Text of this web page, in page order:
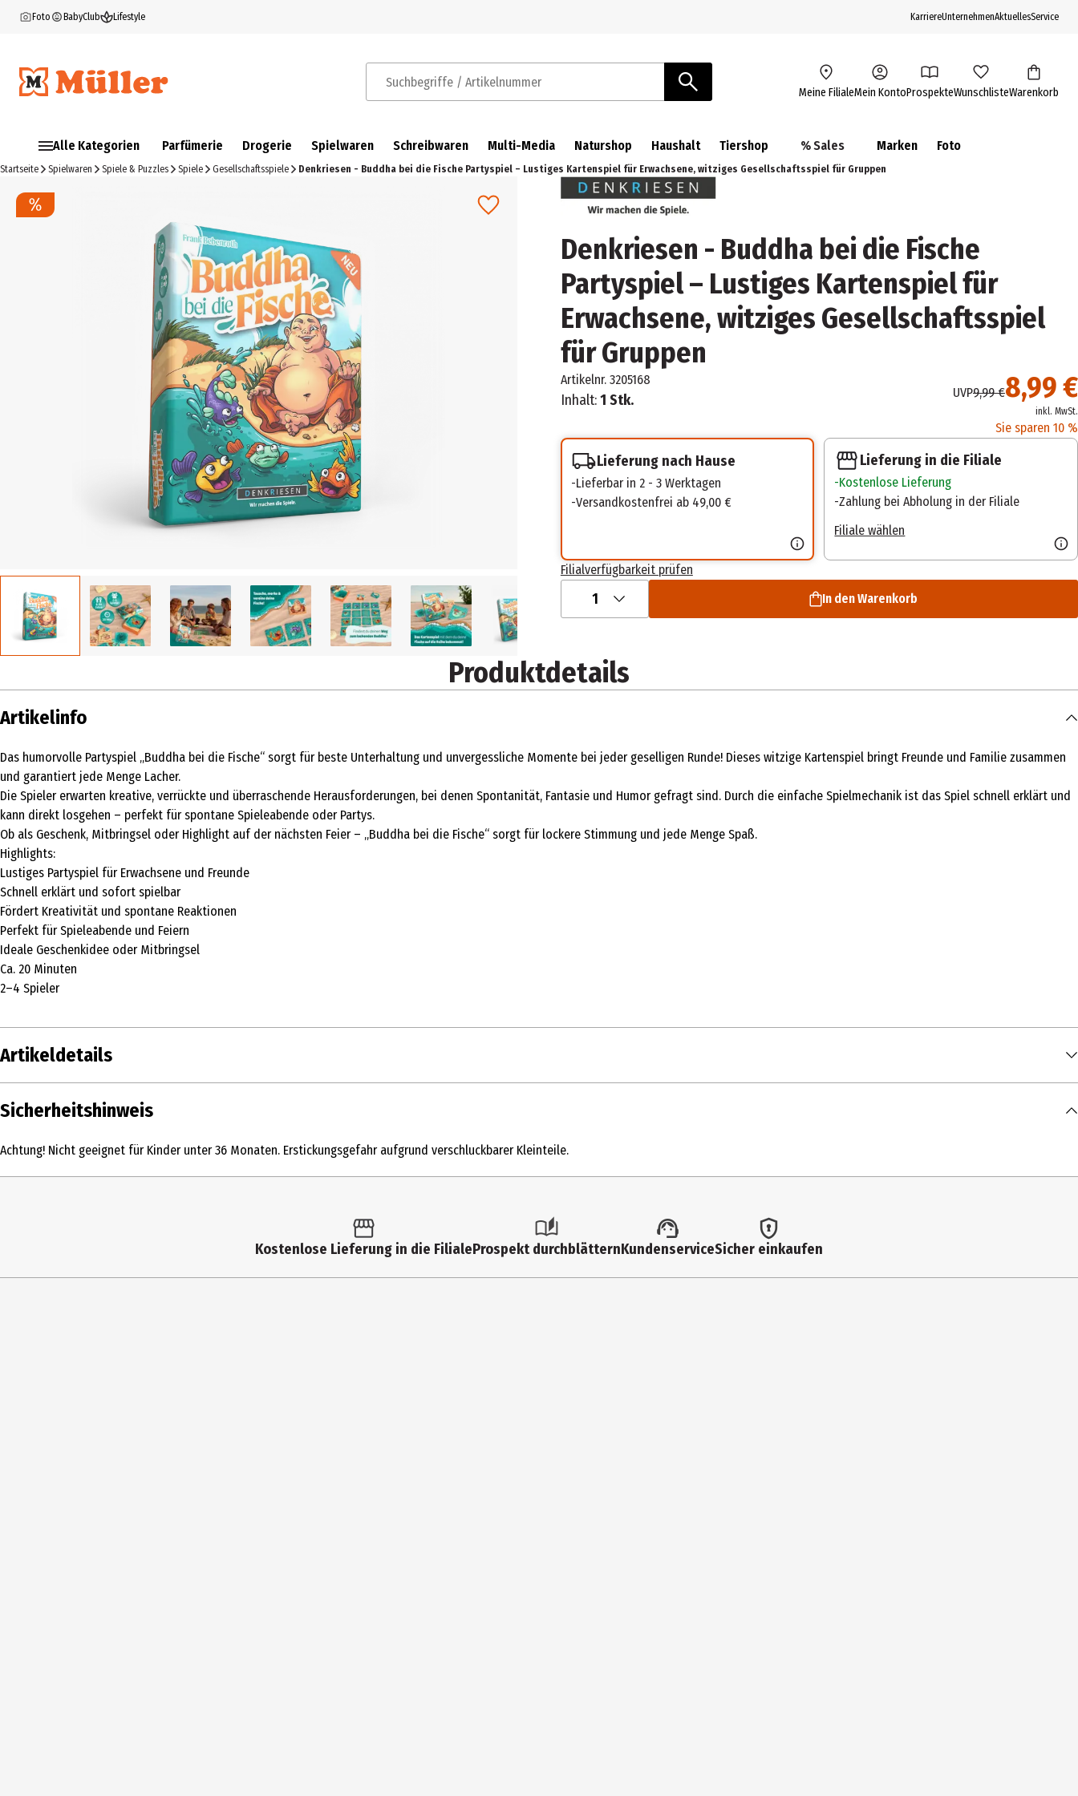
Foto BabyClub Lifestyle KarriereUnternehmenAktuellesService
Suchbegriffe / Artikelnummer Meine FilialeMein KontoProspekteWunschlisteWarenkorb
Alle Kategorien Parfümerie Drogerie Spielwaren Schreibwaren Multi-Media Naturshop Haushalt Tiershop % Sales Marken Foto
Startseite Spielwaren Spiele & Puzzles Spiele Gesellschaftsspiele Denkriesen - Buddha bei die Fische Partyspiel – Lustiges Kartenspiel für Erwachsene, witziges Gesellschaftsspiel für Gruppen
Denkriesen - Buddha bei die Fische
Partyspiel – Lustiges Kartenspiel für
Erwachsene, witziges Gesellschaftsspiel
für Gruppen
Artikelnr. 3205168
Inhalt:1 Stk. 8,99 €
UVP9,99 €
inkl. MwSt.
Sie sparen 10 %
Lieferung nach Hause
Lieferbar in 2 - 3 Werktagen
Versandkostenfrei ab 49,00 €
Lieferung in die Filiale
Kostenlose Lieferung
Zahlung bei Abholung in der Filiale
Filiale wählen
Filialverfügbarkeit prüfen
1 In den Warenkorb
Produktdetails
Artikelinfo
Das humorvolle Partyspiel „Buddha bei die Fische“ sorgt für beste Unterhaltung und unvergessliche Momente bei jeder geselligen Runde! Dieses witzige Kartenspiel bringt Freunde und Familie zusammen
und garantiert jede Menge Lacher.
Die Spieler erwarten kreative, verrückte und überraschende Herausforderungen, bei denen Spontanität, Fantasie und Humor gefragt sind. Durch die einfache Spielmechanik ist das Spiel schnell erklärt und
kann direkt losgehen – perfekt für spontane Spieleabende oder Partys.
Ob als Geschenk, Mitbringsel oder Highlight auf der nächsten Feier – „Buddha bei die Fische“ sorgt für lockere Stimmung und jede Menge Spaß.
Highlights:
Lustiges Partyspiel für Erwachsene und Freunde
Schnell erklärt und sofort spielbar
Fördert Kreativität und spontane Reaktionen
Perfekt für Spieleabende und Feiern
Ideale Geschenkidee oder Mitbringsel
Ca. 20 Minuten
2–4 Spieler
Artikeldetails
Inhalt
D&R DENKRIESEN GmbH
Sicherheitshinweis
Achtung! Nicht geeignet für Kinder unter 36 Monaten. Erstickungsgefahr aufgrund verschluckbarer Kleinteile.
Kostenlose Lieferung in die FilialeProspekt durchblätternKundenserviceSicher einkaufen